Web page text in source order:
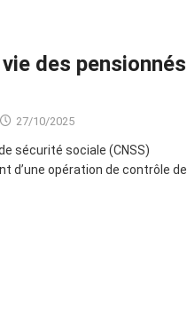
des pensionnés
27/10/2025
sécurité sociale (CNSS)
d’une opération de contrôle de